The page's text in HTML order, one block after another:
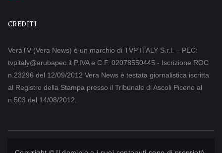
CREDITI
VeraTV (Vera News) è un marchio di TVP ITALY S.r.l. – PEC:
tvpitaly@arubapec.it P.IVA e C.F. 02078550445 - Iscrizione ROC
n.23296 del 12/09/2012 Vera News è testata giornalistica iscritta
al Registro della Stampa presso il Tribunale di Ascoli Piceno al
n.503 del 14/08/2012.